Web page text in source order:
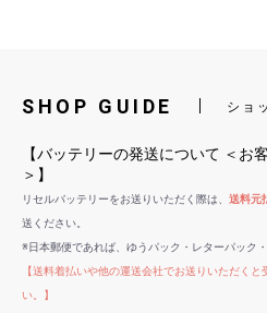
SHOP GUIDE ショ
【バッテリーの発送について ＜
＞】
リセルバッテリーをお送りいただく際は、 送料元
送ください。
※日本郵便であれば、ゆうパック・レターパック
【送料着払いや他の運送会社でお送りいただく
い。】